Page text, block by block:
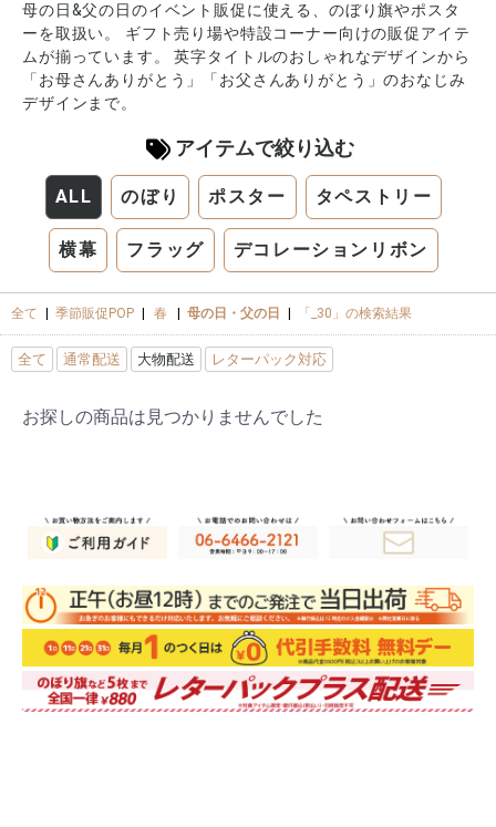
母の日&父の日のイベント販促に使える、のぼり旗やポスタ
ーを取扱い。 ギフト売り場や特設コーナー向けの販促アイテ
ムが揃っています。 英字タイトルのおしゃれなデザインから
「お母さんありがとう」「お父さんありがとう」のおなじみ
デザインまで。
アイテムで絞り込む
ALL のぼり ポスター タペストリー
横幕 フラッグ デコレーションリボン
全て 季節販促POP 春 母の日・父の日 「_30」の検索結果
全て 通常配送 大物配送 レターパック対応
お探しの商品は見つかりませんでした